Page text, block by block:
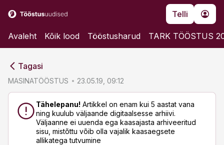
Telli
Avaleht Kõik lood Tööstusharud TARK TÖÖSTUS
Tagasi
MASINATÖÖSTUS 23.05.19, 09:12
Tähelepanu! Artikkel on enam kui 5 aastat vana
ning kuulub väljaande digitaalsesse arhiivi.
Väljaanne ei uuenda ega kaasajasta arhiveeritud
sisu, mistõttu võib olla vajalik kaasaegsete
allikatega tutvumine